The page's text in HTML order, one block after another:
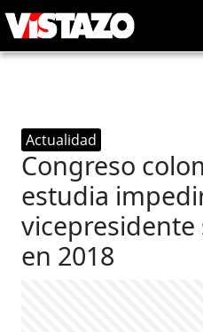
Actualidad
Congreso
estudia
en 2018